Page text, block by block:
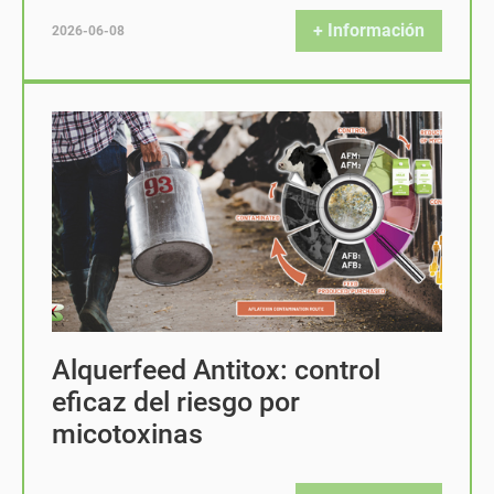
2026-06-08 + Información
Alquerfeed Antitox: control
eficaz del riesgo por
micotoxinas